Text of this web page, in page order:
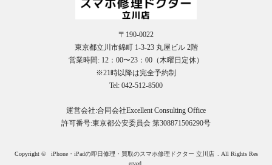
〒190-0022
東京都立川市錦町 1-3-23 丸屋ビル 2階
営業時間: 12：00〜23：00（木曜日定休）
※21時以降は完全予約制
Tel: 042-512-8500
運営会社:合同会社Excellent Consulting Office
許可番号:東京都公安委員会 第308871506290号
Copyright © iPhone・iPadの即日修理・買取のスマホ修理ドクター 立川店
. All Rights Res
erved.